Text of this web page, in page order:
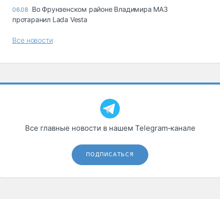
06.08 Во Фрунзенском районе Владимира МАЗ
протаранил Lada Vesta
Все новости
Все главные новости в нашем Telegram‑канале
ПОДПИСАТЬСЯ